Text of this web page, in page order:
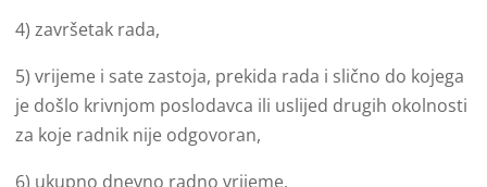
4) završetak rada,
5) vrijeme i sate zastoja, prekida rada i slično do kojega
je došlo krivnjom poslodavca ili uslijed drugih okolnosti
za koje radnik nije odgovoran,
6) ukupno dnevno radno vrijeme,